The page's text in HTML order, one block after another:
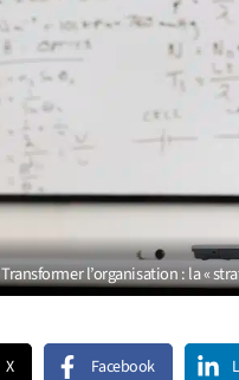
Transformer l’organisation : la «
X Facebook